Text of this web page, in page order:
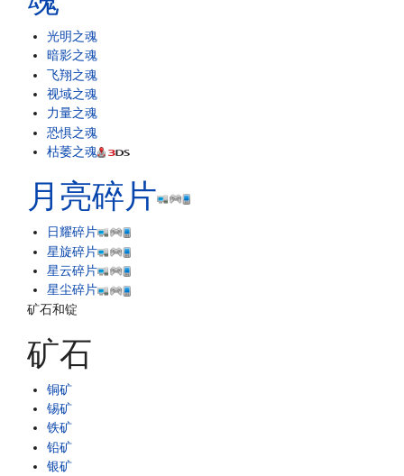
光明之魂
暗影之魂
飞翔之魂
视域之魂
力量之魂
恐惧之魂
枯萎之魂
月亮碎片
日耀碎片
星旋碎片
星云碎片
星尘碎片
矿石和锭
矿石
铜矿
锡矿
铁矿
铅矿
银矿